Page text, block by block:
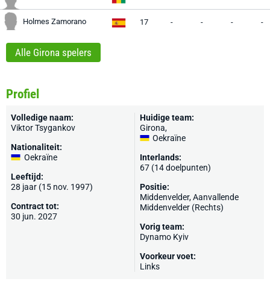
Holmes Zamorano 17 - - - -
Alle Girona spelers
Profiel
Volledige naam:
Viktor Tsygankov
Nationaliteit:
Oekraïne
Leeftijd:
28 jaar (15 nov. 1997)
Contract tot:
30 jun. 2027
Huidige team:
Girona,
Oekraïne
Interlands:
67 (14 doelpunten)
Positie:
Middenvelder, Aanvallende
Middenvelder (Rechts)
Vorig team:
Dynamo Kyiv
Voorkeur voet:
Links